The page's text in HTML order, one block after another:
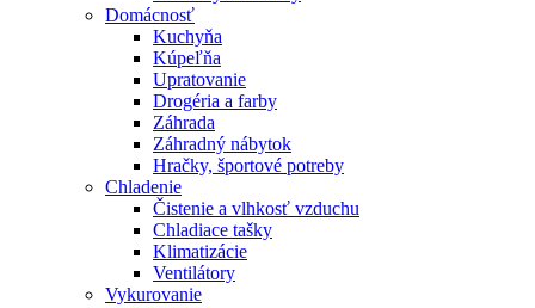
Domácnosť
Kuchyňa
Kúpeľňa
Upratovanie
Drogéria a farby
Záhrada
Záhradný nábytok
Hračky, športové potreby
Chladenie
Čistenie a vlhkosť vzduchu
Chladiace tašky
Klimatizácie
Ventilátory
Vykurovanie